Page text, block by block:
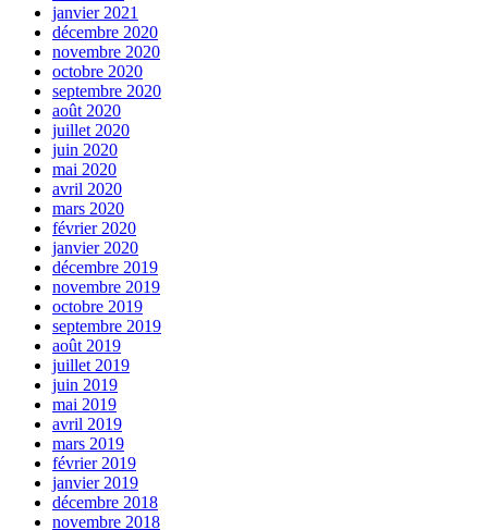
janvier 2021
décembre 2020
novembre 2020
octobre 2020
septembre 2020
août 2020
juillet 2020
juin 2020
mai 2020
avril 2020
mars 2020
février 2020
janvier 2020
décembre 2019
novembre 2019
octobre 2019
septembre 2019
août 2019
juillet 2019
juin 2019
mai 2019
avril 2019
mars 2019
février 2019
janvier 2019
décembre 2018
novembre 2018